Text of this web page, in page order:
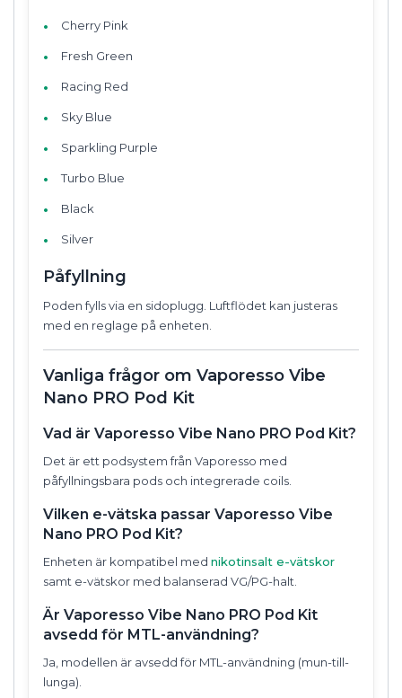
Cherry Pink
Fresh Green
Racing Red
Sky Blue
Sparkling Purple
Turbo Blue
Black
Silver
Påfyllning
Poden fylls via en sidoplugg. Luftflödet kan justeras
med en reglage på enheten.
Vanliga frågor om Vaporesso Vibe
Nano PRO Pod Kit
Vad är Vaporesso Vibe Nano PRO Pod Kit?
Det är ett podsystem från Vaporesso med
påfyllningsbara pods och integrerade coils.
Vilken e-vätska passar Vaporesso Vibe
Nano PRO Pod Kit?
Enheten är kompatibel med nikotinsalt e-vätskor
samt e-vätskor med balanserad VG/PG-halt.
Är Vaporesso Vibe Nano PRO Pod Kit
avsedd för MTL-användning?
Ja, modellen är avsedd för MTL-användning (mun-till-
lunga).